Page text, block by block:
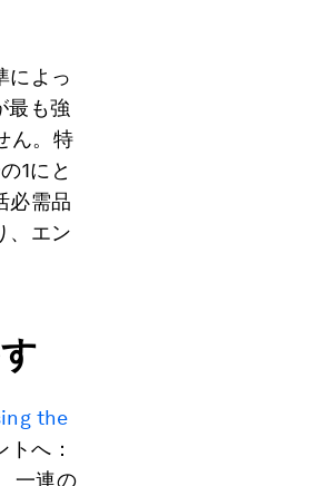
によっ
最も強
ん。特
1にと
必需品
、エン
the
トへ：
一連の